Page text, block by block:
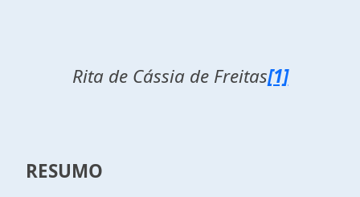
Rita de Cássia de Freitas[1]
RESUMO